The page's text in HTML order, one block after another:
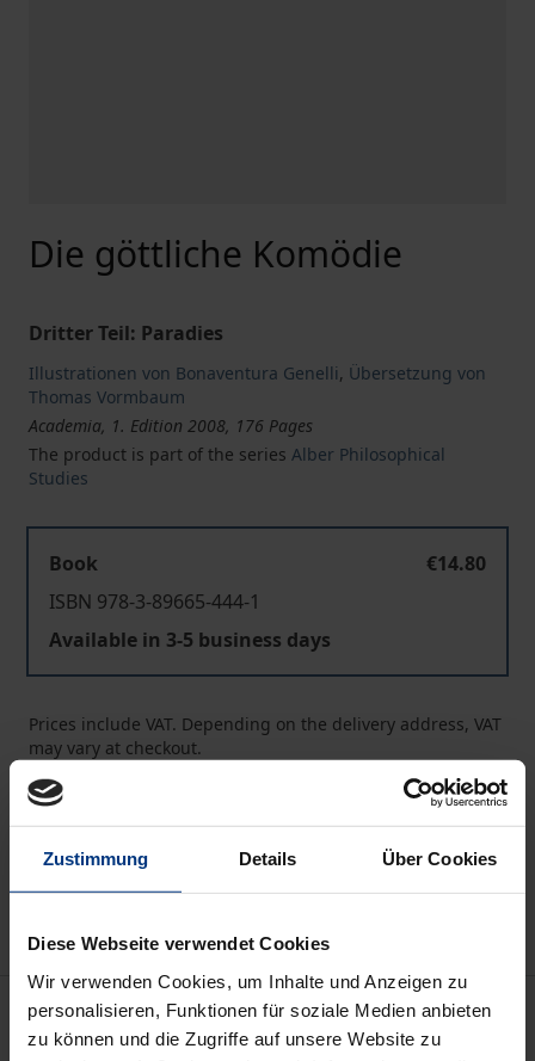
Zustimmung Details Über Cookies
Diese Webseite verwendet Cookies
Wir verwenden Cookies, um Inhalte und Anzeigen zu
personalisieren, Funktionen für soziale Medien anbieten
zu können und die Zugriffe auf unsere Website zu
Die göttliche Komödie
Dritter Teil: Paradies
Illustrationen von Bonaventura Genelli, Übersetzung von
Thomas Vormbaum
Academia, 1. Edition 2008, 176 Pages
The product is part of the series Alber Philosophical
Studies
Book
€14.80
ISBN 978-3-89665-444-1
Available in 3-5 business days
Prices include VAT. Depending on the delivery address, VAT
may vary at checkout.
Add to Wish List
Delivery cost notice
Description